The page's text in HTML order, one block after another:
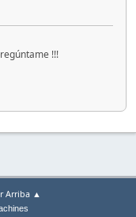
!!!
Arriba ▲